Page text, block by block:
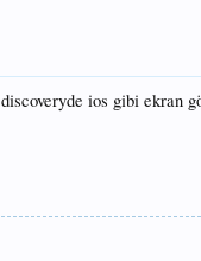
discoveryde ios gibi ekran